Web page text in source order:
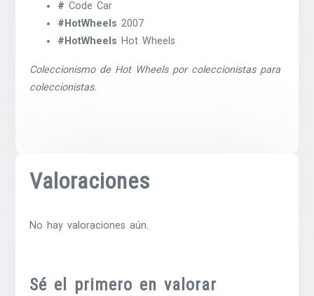
# Code Car
#HotWheels 2007
#HotWheels Hot Wheels
Coleccionismo de Hot Wheels por coleccionistas para
coleccionistas.
Valoraciones
No hay valoraciones aún.
Sé el primero en valorar